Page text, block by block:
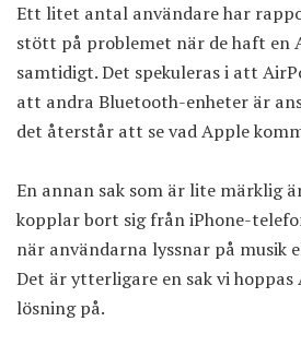
Ett litet antal användare har
stött på problemet när de haft en
samtidigt. Det spekuleras i att
att andra Bluetooth-enheter är
det återstår att se vad Apple
En annan sak som är lite märklig
kopplar bort sig från iPhone-
när användarna lyssnar på
Det är ytterligare en sak vi
lösning på.